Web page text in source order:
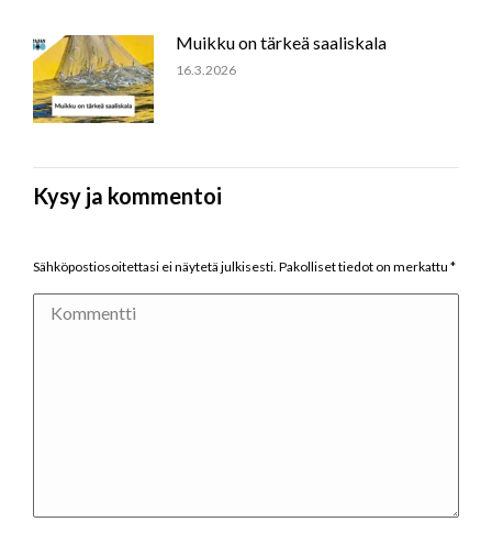
Muikku on tärkeä saaliskala
16.3.2026
Kysy ja kommentoi
Sähköpostiosoitettasi ei näytetä julkisesti. Pakolliset tiedot on merkattu *
Kommentti